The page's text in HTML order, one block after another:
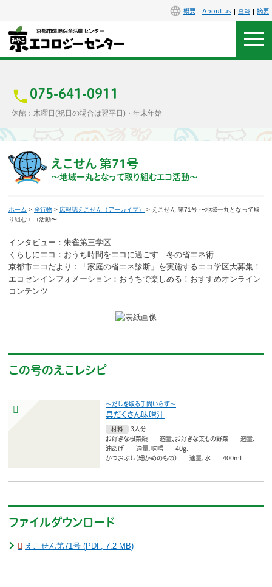
概要 About us 요약 摘要
075-641-0911
休館：木曜日(祝日の場合は翌平日)・年末年始
アクセス
施設案内
イベント
講座
ボランティア
一般の方
えこせん 第71号
〜地域一丸となって取り組むエコ活動〜
ホーム > 発行物 > 広報誌えこせん（アーカイブ）
> えこせん 第71号 〜地域一丸となって取
り組むエコ活動〜
インタビュー：朱雀第三学区
くらしにエコ：おうち時間をエコに過ごす 冬の省エネ術
京都市エコだより：「家庭の省エネ診断」を実施するエコ学区大募集！
エコセンインフォメーション：おうちで楽しめる！おすすめオンライン
コンテンツ
この号のえこレシピ
〜だしを取る手間いらず〜
具だくさん味噌汁
材料
3人分
お好きな根菜類 適量 お好きな葉もの野菜 適量
油あげ 適量 味噌 40g
かつおぶし（細かめのもの） 適量 水 400ml
ファイルダウンロード
えこせん第71号 (PDF, 7.2 MB)